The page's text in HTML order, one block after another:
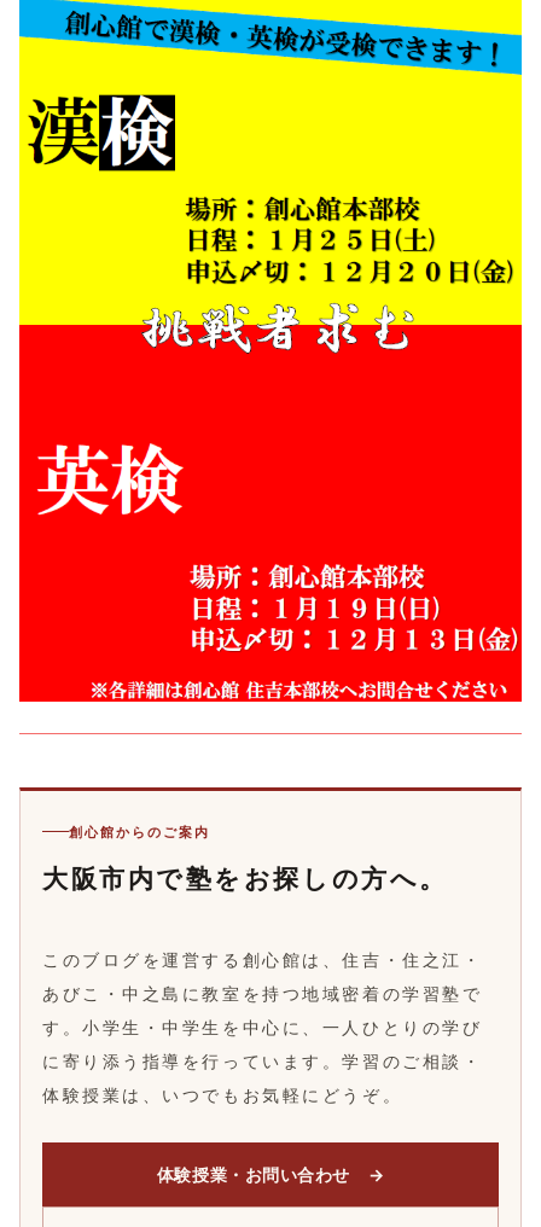
創心館からのご案内
大阪市内で塾をお探しの方へ。
このブログを運営する創心館は、住吉・住之江・
あびこ・中之島に教室を持つ地域密着の学習塾で
す。小学生・中学生を中心に、一人ひとりの学び
に寄り添う指導を行っています。学習のご相談・
体験授業は、いつでもお気軽にどうぞ。
体験授業・お問い合わせ →